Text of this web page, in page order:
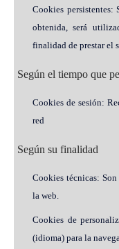
Cookies
obtenida, será
finalidad de prestar el
Según el tiempo que
Cookies de sesión:
red
Según su finalidad
Cookies técnicas:
la web.
Cookies de
(idioma) para la